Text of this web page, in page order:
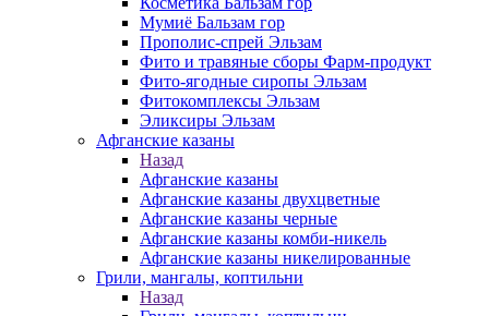
Мумиё Бальзам гор
Прополис-спрей Эльзам
Фито и травяные сборы Фарм-продукт
Фито-ягодные сиропы Эльзам
Фитокомплексы Эльзам
Эликсиры Эльзам
Афганские казаны
Назад
Афганские казаны
Афганские казаны двухцветные
Афганские казаны черные
Афганские казаны комби-никель
Афганские казаны никелированные
Грили, мангалы, коптильни
Назад